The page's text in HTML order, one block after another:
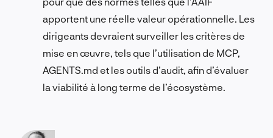
apportent une réelle valeur opérationnelle. Les
dirigeants devraient surveiller les critères de
mise en œuvre, tels que l’utilisation de MCP,
AGENTS.md et les outils d’audit, afin d’évaluer
la viabilité à long terme de l’écosystème.